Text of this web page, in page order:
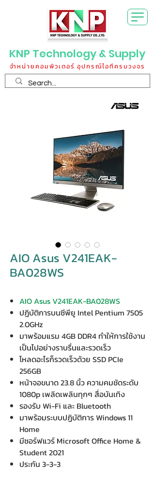
KNP Technology & Supply
จำหน่ายคอมพิวเตอร์ อุปกรณ์ไอทีครบวงจร
AIO Asus V241EAK-
BA028WS
AIO Asus V241EAK-BA028WS
ปฏิบัติการบนซีพียู Intel Pentium 7505
2.0GHz
มาพร้อมแรม 4GB DDR4 ทำให้การใช้งาน
เป็นไปอย่างราบรื่นและรวดเร็ว
โหลดอะไรก็รวดเร็วด้วย SSD PCIe
256GB
หน้าจอขนาด 23.8 นิ้ว ความคมชัดระดับ
1080p เพลิดเพลินทุกๆ สื่อบันเทิง
รองรับ Wi-Fi และ Bluetooth
มาพร้อมระบบปฏิบัติการ Windows 11
Home
มีซอร์ฟแวร์ Microsoft Office Home &
Student 2021
ประกัน 3-3-3